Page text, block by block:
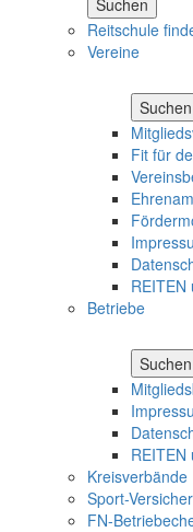
Suchen
Reitschule
Vereine
Suchen
Fit für
REITEN
Betriebe
Suchen
REITEN
Kreisverbände
Sport-
FN-